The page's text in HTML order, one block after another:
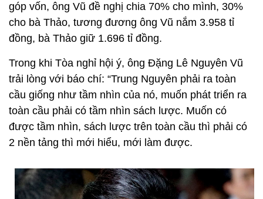
góp vốn, ông Vũ đề nghị chia 70% cho mình, 30%
cho bà Thảo, tương đương ông Vũ nắm 3.958 tỉ
đồng, bà Thảo giữ 1.696 tỉ đồng.
Trong khi Tòa nghỉ hội ý, ông Đặng Lê Nguyên Vũ
trải lòng với báo chí: “Trung Nguyên phải ra toàn
cầu giống như tầm nhìn của nó, muốn phát triển ra
toàn cầu phải có tầm nhìn sách lược. Muốn có
được tầm nhìn, sách lược trên toàn cầu thì phải có
2 nền tảng thì mới hiểu, mới làm được.